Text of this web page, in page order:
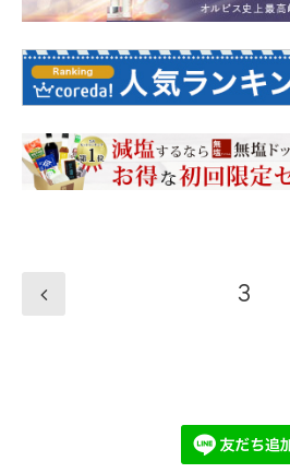
3